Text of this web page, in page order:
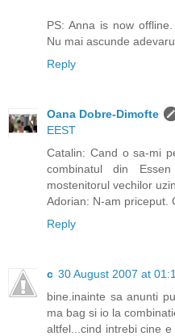
PS: Anna is now
Nu mai ascunde
Reply
Oana Dobre-Dimofte
EEST
Catalin: Cand o sa-mi
combinatul din
mostenitorul vechilor
Adorian: N-am priceput.
Reply
c 30 August 2007 at
bine.inainte sa anunti
ma bag si io la
altfel...cind intrebi cine